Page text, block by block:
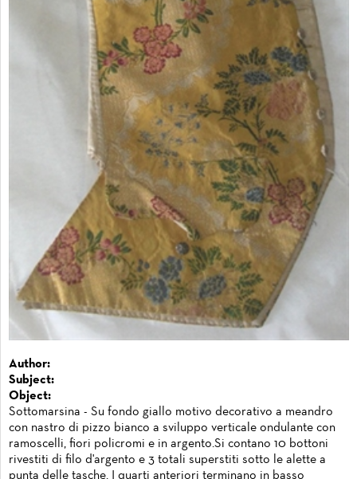
Author:
Subject:
Object:
Sottomarsina - Su fondo giallo motivo decorativo a meandro
con nastro di pizzo bianco a sviluppo verticale ondulante con
ramoscelli, fiori policromi e in argento.Si contano 10 bottoni
rivestiti di filo d'argento e 3 totali superstiti sotto le alette a
punta delle tasche. I quarti anteriori terminano in basso